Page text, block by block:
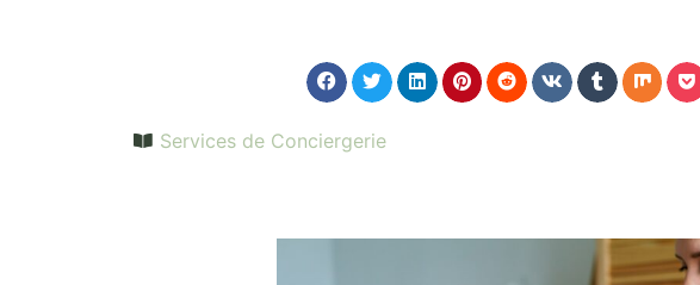
Services de Conciergerie